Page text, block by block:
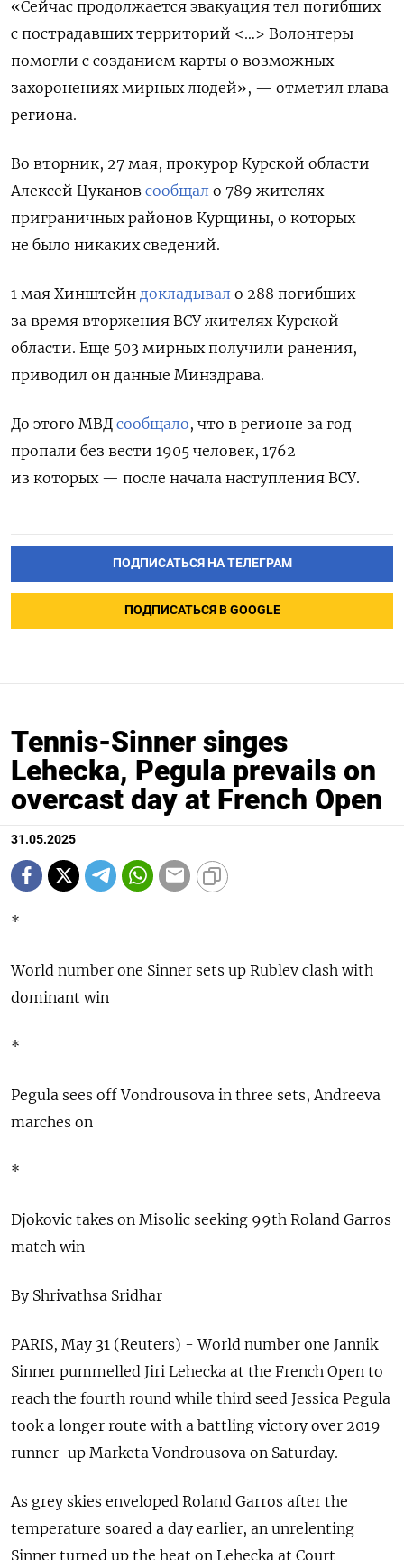
«Сейчас продолжается эвакуация тел погибших
с пострадавших территорий <…> Волонтеры
помогли с созданием карты о возможных
захоронениях мирных людей», — отметил глава
региона.
Во вторник, 27 мая, прокурор Курской области
Алексей Цуканов сообщал о 789 жителях
приграничных районов Курщины, о которых
не было никаких сведений.
1 мая Хинштейн докладывал о 288 погибших
за время вторжения ВСУ жителях Курской
области. Еще 503 мирных получили ранения,
приводил он данные Минздрава.
До этого МВД сообщало, что в регионе за год
пропали без вести 1905 человек, 1762
из которых — после начала наступления ВСУ.
ПОДПИСАТЬСЯ НА ТЕЛЕГРАМ
ПОДПИСАТЬСЯ В GOOGLE
Tennis-Sinner singes
Lehecka, Pegula prevails on
overcast day at French Open
31.05.2025
*
World number one Sinner sets up Rublev clash with
dominant win
*
Pegula sees off Vondrousova in three sets, Andreeva
marches on
*
Djokovic takes on Misolic seeking 99th Roland Garros
match win
By Shrivathsa Sridhar
PARIS, May 31 (Reuters) - World number one Jannik
Sinner pummelled Jiri Lehecka at the French Open to
reach the fourth round while third seed Jessica Pegula
took a longer route with a battling victory over 2019
runner-up Marketa Vondrousova on Saturday.
As grey skies enveloped Roland Garros after the
temperature soared a day earlier, an unrelenting
Sinner turned up the heat on Lehecka at Court